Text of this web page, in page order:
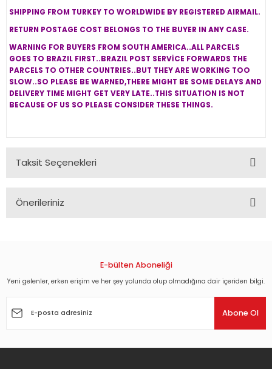
SHIPPING FROM TURKEY TO WORLDWIDE BY REGISTERED AIRMAIL.
RETURN POSTAGE COST BELONGS TO THE BUYER IN ANY CASE.
WARNING FOR BUYERS FROM SOUTH AMERICA..ALL PARCELS
GOES TO BRAZIL FIRST..BRAZIL POST SERVİCE FORWARDS THE
PARCELS TO OTHER COUNTRIES..BUT THEY ARE WORKING TOO
SLOW..SO PLEASE BE WARNED,THERE MIGHT BE SOME DELAYS AND
DELIVERY TIME MIGHT GET VERY LATE..THIS SITUATION IS NOT
BECAUSE OF US SO PLEASE CONSIDER THESE THINGS.
Taksit Seçenekleri
Önerileriniz
Görüş ve önerileriniz için teşekkür ederiz.
Ürün açıklamasında eksik bilgiler bulunuyor.
E-bülten Aboneliği
Yeni gelenler, erken erişim ve her şey yolunda olup olmadığına dair içeriden bilgi.
Abone Ol